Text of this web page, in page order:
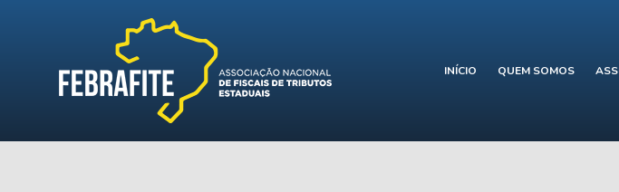
INÍCIO QUEM SOMOS